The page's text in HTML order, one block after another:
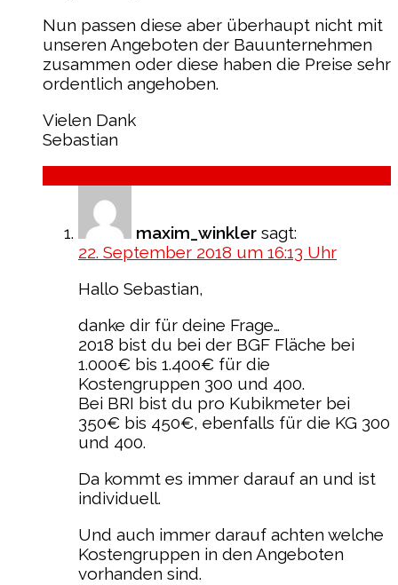
Nun passen diese aber überhaupt nicht mit
unseren Angeboten der Bauunternehmen
zusammen oder diese haben die Preise sehr
ordentlich angehoben.
Vielen Dank
Sebastian
maxim_winkler sagt:
22. September 2018 um 16:13 Uhr
Hallo Sebastian,
danke dir für deine Frage…
2018 bist du bei der BGF Fläche bei
1.000€ bis 1.400€ für die
Kostengruppen 300 und 400.
Bei BRI bist du pro Kubikmeter bei
350€ bis 450€, ebenfalls für die KG 300
und 400.
Da kommt es immer darauf an und ist
individuell.
Und auch immer darauf achten welche
Kostengruppen in den Angeboten
vorhanden sind.